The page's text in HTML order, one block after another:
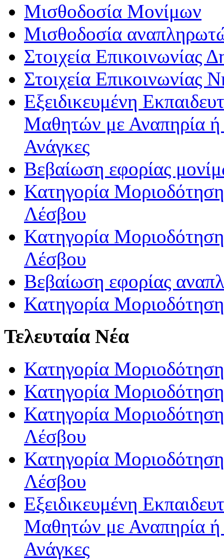
Μισθοδοσία Μονίμων
Μισθοδοσία
Στοιχεία Επικοινωνίας
Στοιχεία Επικοινωνίας
Εξειδικευμένη
Μαθητών με Αναπηρία ή /
Ανάγκες
Βεβαίωση εφορίας
Κατηγορία
Λέσβου
Κατηγορία
Λέσβου
Βεβαίωση εφορίας
Κατηγορία
Τελευταία Νέα
Κατηγορία
Κατηγορία
Κατηγορία
Λέσβου
Κατηγορία
Λέσβου
Εξειδικευμένη
Μαθητών με Αναπηρία ή /
Ανάγκες